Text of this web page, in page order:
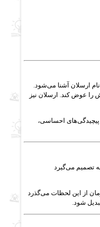
ارسلان آشنا می‌شود.
عوض کند. ارسلان نیز
پیچیدگی‌های احساسی،
تصمیم می‌گیرد
از این لحظات می‌گذرد
شود.